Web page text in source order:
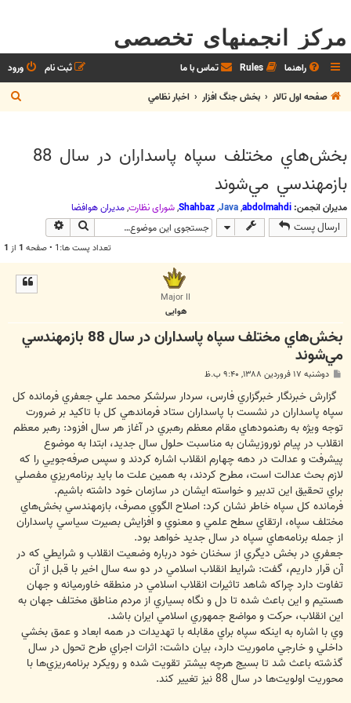
مرکز انجمنهای تخصصی
راهنما Rules تماس با ما ورود
ثبت نام
صفحه اول تالار
بخش جنگ افزار اخبار نظامي
س
بخش‌هاي مختلف سپاه پاسداران در سال 88
بازمهندسي مي‌شوند
مدیران انجمن: abdolmahdi
,
Java
,
Shahbaz
,شوراي نظارت,مديران هوافضا
ارسال پست جستجو
تعداد پست ها:1 • صفحه 1 از 1
Major II
هوایی
بخش‌هاي مختلف سپاه پاسداران در سال 88 بازمهندسي
مي‌شوند
ت
دوشنبه ۱۷ فروردین ۱۳۸۸, ۹:۴۰ ب.ظ
گزارش خبرنگار خبرگزاري فارس، سردار سرلشكر محمد علي جعفري فرمانده كل
سپاه پاسداران در نشست با پاسداران ستاد فرماندهي كل با تاكيد بر ضرورت
توجه ويژه به رهنمودهاي مقام معظم رهبري در آغاز هر سال افزود: رهبر معظم
انقلاب در پيام نوروزيشان به مناسبت حلول سال جديد، ابتدا به موضوع
پيشرفت و عدالت در دهه چهارم انقلاب اشاره كردند و سپس صرفه‌جويي را كه
لازم بحث عدالت است، مطرح كردند، به همين علت ما بايد برنامه‌ريزي مفصلي
براي تحقيق اين تدبير و خواسته ايشان در سازمان خود داشته باشيم.
فرمانده كل سپاه خاطر نشان كرد: اصلاح الگوي مصرف، بازمهندسي بخش‌هاي
مختلف سپاه، ارتقاي سطح علمي و معنوي و افزايش بصيرت سياسي پاسداران
از جمله برنامه‌هاي سپاه در سال جديد خواهد بود.
جعفري در بخش ديگري از سخنان خود درباره وضعيت انقلاب و شرايطي كه در
آن قرار داريم، گفت: شرايط انقلاب اسلامي در دو سه سال اخير با قبل از آن
تفاوت دارد چراكه شاهد تاثيرات انقلاب اسلامي در منطقه خاورميانه و جهان
هستيم و اين باعث شده تا دل و نگاه بسياري از مردم مناطق مختلف جهان به
اين انقلاب، حركت و مواضع جمهوري اسلامي ايران باشد.
وي با اشاره به اينكه سپاه براي مقابله با تهديدات در همه ابعاد و عمق بخشي
داخلي و خارجي ماموريت دارد، بيان داشت: ‌اثرات اجراي طرح تحول در سال
گذشته باعث شد تا بسيج هرچه بيشتر تقويت شده و رويكرد برنامه‌ريزي‌ها با
محوريت اولويت‌ها در سال 88 نيز تغيير كند.